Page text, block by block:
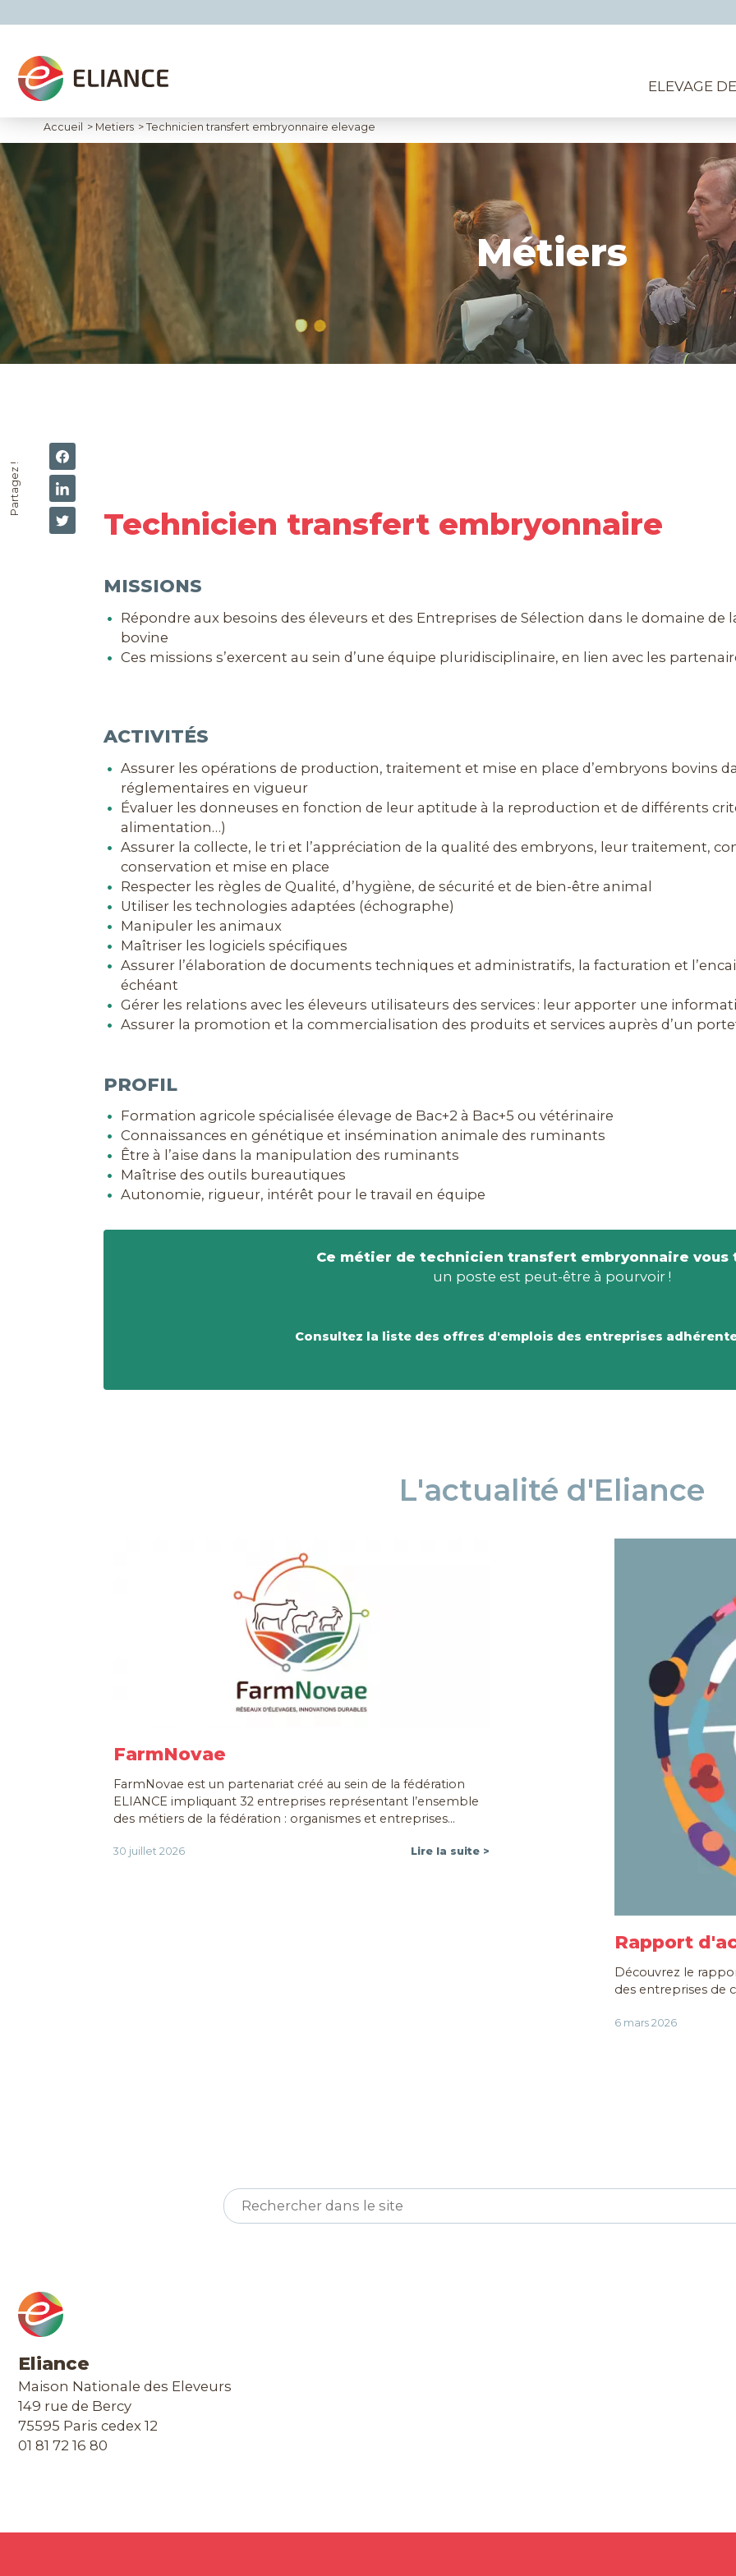
ELEVAGE
Accueil > Metiers > Technicien transfert embryonnaire elevage
Métiers
Partagez !
Technicien transfert embryonnaire
MISSIONS
Répondre aux besoins des éleveurs et des Entreprises de Sélection dans le domaine
bovine
Ces missions s’exercent au sein d’une équipe pluridisciplinaire, en lien avec les
ACTIVITÉS
Assurer les opérations de production, traitement et mise en place d’embryons bovins
réglementaires en vigueur
Évaluer les donneuses en fonction de leur aptitude à la reproduction et de différents
alimentation…)
Assurer la collecte, le tri et l’appréciation de la qualité des embryons, leur traitement,
conservation et mise en place
Respecter les règles de Qualité, d’hygiène, de sécurité et de bien-être animal
Utiliser les technologies adaptées (échographe)
Manipuler les animaux
Maîtriser les logiciels spécifiques
Assurer l’élaboration de documents techniques et administratifs, la facturation et
échéant
Gérer les relations avec les éleveurs utilisateurs des services : leur apporter une
Assurer la promotion et la commercialisation des produits et services auprès d’un
PROFIL
Formation agricole spécialisée élevage de Bac+2 à Bac+5 ou vétérinaire
Connaissances en génétique et insémination animale des ruminants
Être à l’aise dans la manipulation des ruminants
Maîtrise des outils bureautiques
Autonomie, rigueur, intérêt pour le travail en équipe
Ce métier de technicien transfert embryonnaire vous
un poste est peut-être à pourvoir !
Consultez la liste des offres d'emplois des entreprises
L'actualité d'Eliance
FarmNovae
FarmNovae est un partenariat créé au sein de la fédération
ELIANCE impliquant 32 entreprises représentant l’ensemble
des métiers de la fédération : organismes et entreprises...
30 juillet 2026 Lire la suite >
Rapport
Découvrez le
des entreprises de
6 mars 2026
Eliance
Maison Nationale des Eleveurs
149 rue de Bercy
75595 Paris cedex 12
01 81 72 16 80